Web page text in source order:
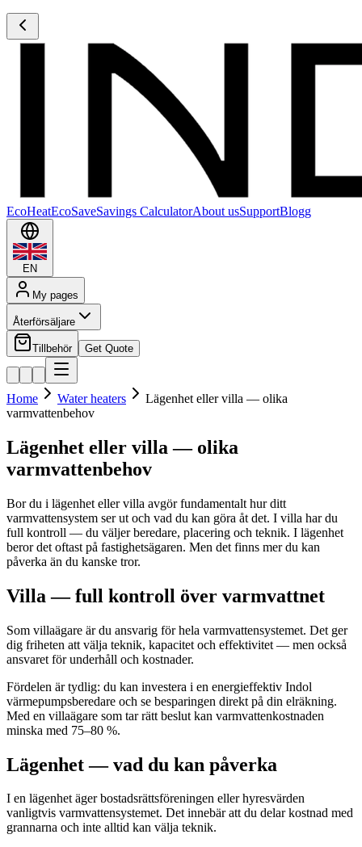
EcoHeatEcoSaveSavings CalculatorAbout usSupportBlogg
EN
My pages
Återförsäljare
Tillbehör Get Quote
Home Water heaters
Lägenhet eller villa — olika
varmvattenbehov
Lägenhet eller villa — olika
varmvattenbehov
Bor du i lägenhet eller villa avgör fundamentalt hur ditt
varmvattensystem ser ut och vad du kan göra åt det. I villa har du
full kontroll — du väljer beredare, placering och teknik. I lägenhet
beror det oftast på fastighetsägaren. Men det finns mer du kan
påverka än du kanske tror.
Villa — full kontroll över varmvattnet
Som villaägare är du ansvarig för hela varmvattensystemet. Det ger
dig friheten att välja teknik, kapacitet och effektivitet — men också
ansvaret för underhåll och kostnader.
Fördelen är tydlig: du kan investera i en energieffektiv Indol
värmepumpsberedare och se besparingen direkt på din elräkning.
Med en villaägare som tar rätt beslut kan varmvattenkostnaden
minska med 75–80 %.
Lägenhet — vad du kan påverka
I en lägenhet äger bostadsrättsföreningen eller hyresvärden
vanligtvis varmvattensystemet. Det innebär att du delar kostnad med
grannarna och inte alltid kan välja teknik.